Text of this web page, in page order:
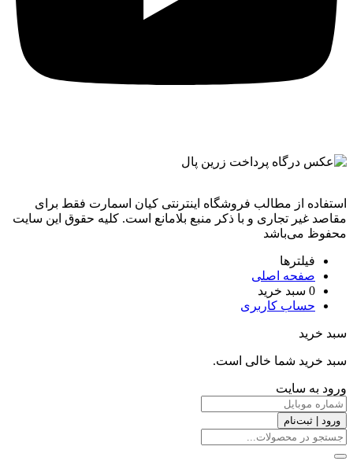
استفاده از مطالب فروشگاه اینترنتی کیان اسمارت فقط برای
مقاصد غیر تجاری و با ذکر منبع بلامانع است. کليه حقوق اين سايت
محفوظ می‌باشد
فیلترها
صفحه اصلی
0 سبد خرید
حساب کاربری
سبد خرید
سبد خرید شما خالی است.
ورود به سایت
ورود | ثبت‌نام